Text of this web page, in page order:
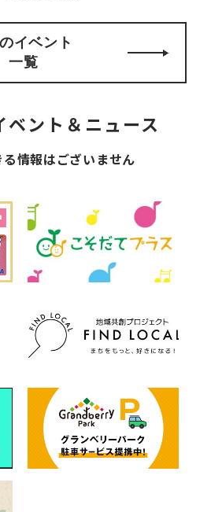
イベント
一覧
ント＆ニュース
情報はございません